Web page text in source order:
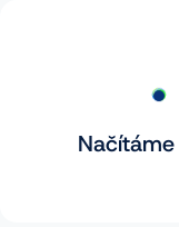
Načítáme